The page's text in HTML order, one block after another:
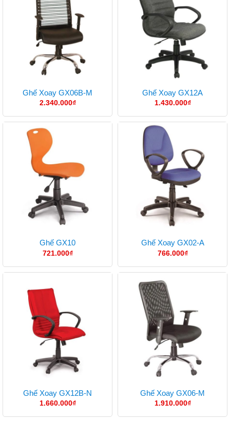
Ghế Xoay GX06B-M
2.340.000₫
Ghế Xoay GX12A
1.430.000₫
Ghế GX10
721.000₫
Ghế Xoay GX02-A
766.000₫
Ghế Xoay GX12B-N
1.660.000₫
Ghế Xoay GX06-M
1.910.000₫